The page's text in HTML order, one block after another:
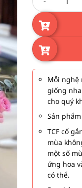
Mỗi nghệ
giống
cho quý
Sản
TCF cố
mùa
một số
ứng hoa
có thể.